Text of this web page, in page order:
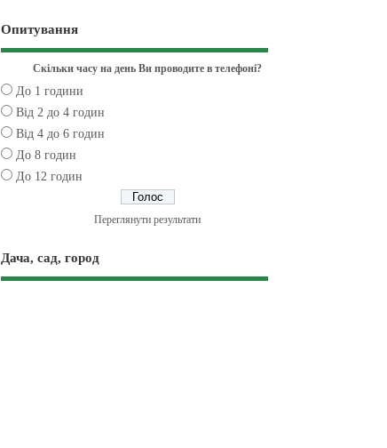
Опитування
Скільки часу на день Ви проводите в телефоні?
До 1 години
Від 2 до 4 годин
Від 4 до 6 годин
До 8 годин
До 12 годин
Переглянути результати
Дача, сад, город